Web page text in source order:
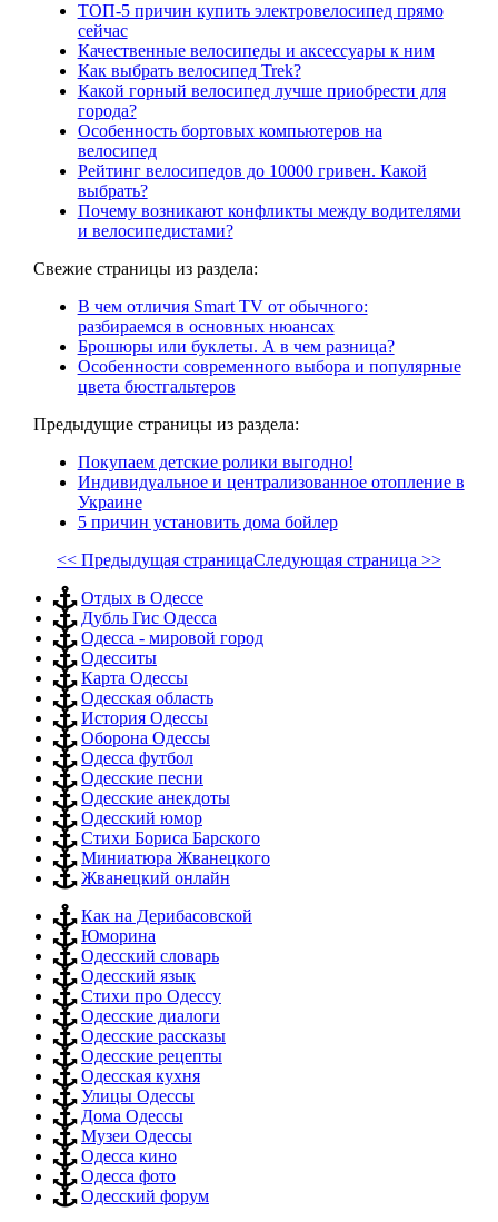
ТОП-5 причин купить электровелосипед прямо
сейчас
Качественные велосипеды и аксессуары к ним
Как выбрать велосипед Trek?
Какой горный велосипед лучше приобрести для
города?
Особенность бортовых компьютеров на
велосипед
Рейтинг велосипедов до 10000 гривен. Какой
выбрать?
Почему возникают конфликты между водителями
и велосипедистами?
Свежие страницы из раздела:
В чем отличия Smart TV от обычного:
разбираемся в основных нюансах
Брошюры или буклеты. А в чем разница?
Особенности современного выбора и популярные
цвета бюстгальтеров
Предыдущие страницы из раздела:
Покупаем детские ролики выгодно!
Индивидуальное и централизованное отопление в
Украине
5 причин установить дома бойлер
<< Предыдущая страницаСледующая страница >>
Отдых в Одессе
Дубль Гис Одесса
Одесса - мировой город
Одесситы
Карта Одессы
Одесская область
История Одессы
Оборона Одессы
Одесса футбол
Одесские песни
Одесские анекдоты
Одесский юмор
Стихи Бориса Барского
Миниатюра Жванецкого
Жванецкий онлайн
Как на Дерибасовской
Юморина
Одесский словарь
Одесский язык
Стихи про Одессу
Одесские диалоги
Одесские рассказы
Одесские рецепты
Одесская кухня
Улицы Одессы
Дома Одессы
Музеи Одессы
Одесса кино
Одесса фото
Одесский форум